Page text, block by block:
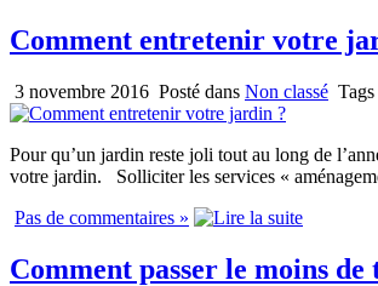
Comment entretenir votre
3 novembre 2016 Posté dans Non classé Tags
Pour qu’un jardin reste joli tout au long de
votre jardin. Solliciter les services «
Pas de commentaires »
Comment passer le moins